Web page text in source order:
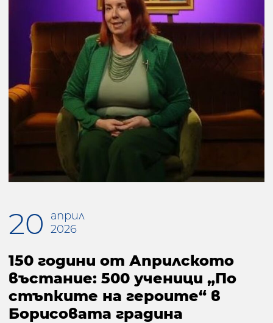
20
април
2026
150 години от Априлското
въстание: 500 ученици „По
стъпките на героите“ в
Борисовата градина